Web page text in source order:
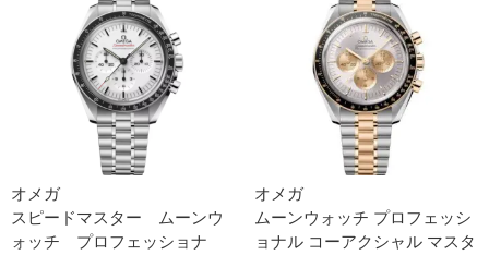
オメガ
スピードマスター ムーンウ
ォッチ プロフェッショナ
オメガ
ムーンウォッチ プロフェッシ
ョナ ル コーアクシャル マスタ